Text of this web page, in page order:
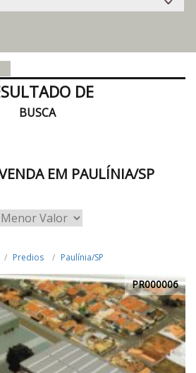
DE
BUSCA
EM PAULÍNIA/SP
Predios Paulínia/SP
PR000006